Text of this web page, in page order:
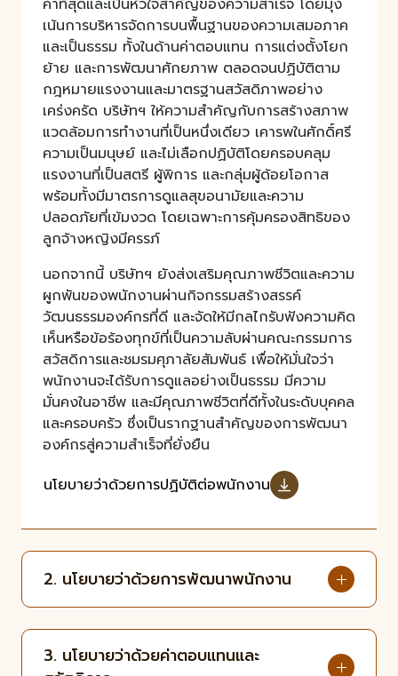
ค่าที่สุดและเป็นหัวใจสำคัญของความสำเร็จ โดยมุ่ง
เน้นการบริหารจัดการบนพื้นฐานของความเสมอภาค
และเป็นธรรม ทั้งในด้านค่าตอบแทน การแต่งตั้งโยก
ย้าย และการพัฒนาศักยภาพ ตลอดจนปฏิบัติตาม
กฎหมายแรงงานและมาตรฐานสวัสดิภาพอย่าง
เคร่งครัด บริษัทฯ ให้ความสำคัญกับการสร้างสภาพ
แวดล้อมการทำงานที่เป็นหนึ่งเดียว เคารพในศักดิ์ศรี
ความเป็นมนุษย์ และไม่เลือกปฏิบัติโดยครอบคลุม
แรงงานที่เป็นสตรี ผู้พิการ และกลุ่มผู้ด้อยโอกาส
พร้อมทั้งมีมาตรการดูแลสุขอนามัยและความ
ปลอดภัยที่เข้มงวด โดยเฉพาะการคุ้มครองสิทธิของ
ลูกจ้างหญิงมีครรภ์
นอกจากนี้ บริษัทฯ ยังส่งเสริมคุณภาพชีวิตและความ
ผูกพันของพนักงานผ่านกิจกรรมสร้างสรรค์
วัฒนธรรมองค์กรที่ดี และจัดให้มีกลไกรับฟังความคิด
เห็นหรือข้อร้องทุกข์ที่เป็นความลับผ่านคณะกรรมการ
สวัสดิการและชมรมศุภาลัยสัมพันธ์ เพื่อให้มั่นใจว่า
พนักงานจะได้รับการดูแลอย่างเป็นธรรม มีความ
มั่นคงในอาชีพ และมีคุณภาพชีวิตที่ดีทั้งในระดับบุคคล
และครอบครัว ซึ่งเป็นรากฐานสำคัญของการพัฒนา
องค์กรสู่ความสำเร็จที่ยั่งยืน
นโยบายว่าด้วยการปฏิบัติต่อพนักงาน
2. นโยบายว่าด้วยการพัฒนาพนักงาน
3. นโยบายว่าด้วยค่าตอบแทนและ